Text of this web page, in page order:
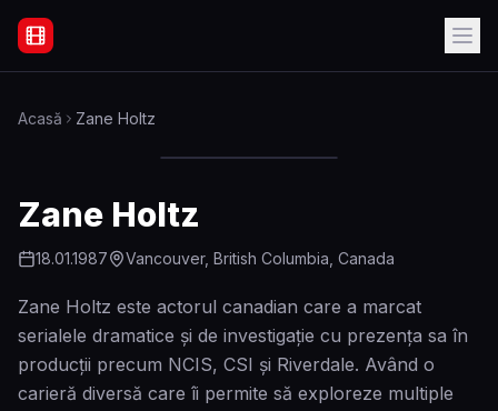
Filme Online Subtitrate - Acasă
Acasă Zane Holtz
Zane Holtz
18.01.1987 Vancouver, British Columbia, Canada
Zane Holtz este actorul canadian care a marcat
serialele dramatice și de investigație cu prezența sa în
producții precum NCIS, CSI și Riverdale. Având o
carieră diversă care îi permite să exploreze multiple